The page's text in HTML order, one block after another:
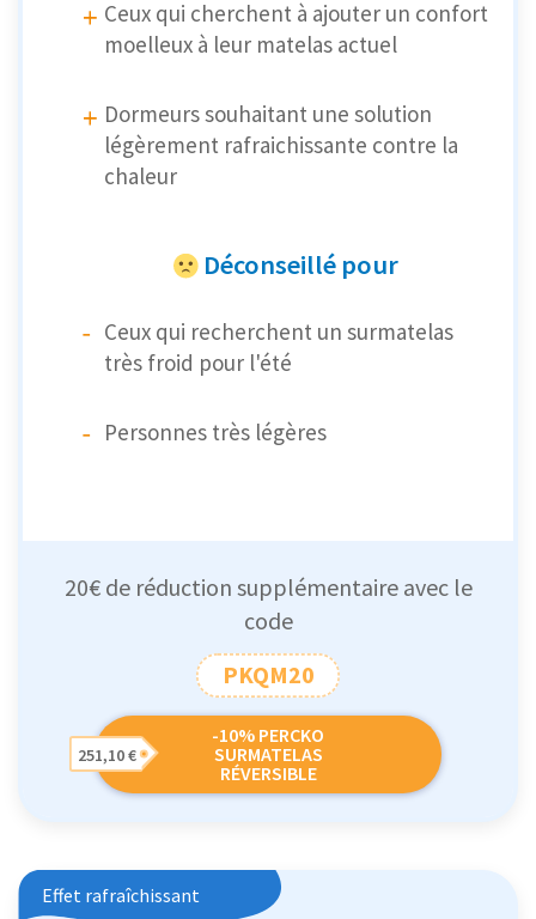
Ceux qui cherchent à ajouter un confort
moelleux à leur matelas actuel
Dormeurs souhaitant une solution
légèrement rafraichissante contre la
chaleur
Déconseillé pour
Ceux qui recherchent un surmatelas
très froid pour l'été
Personnes très légères
20€ de réduction supplémentaire avec le
code
PKQM20
-10% PERCKO
SURMATELAS
RÉVERSIBLE
251,10 €
Effet rafraîchissant